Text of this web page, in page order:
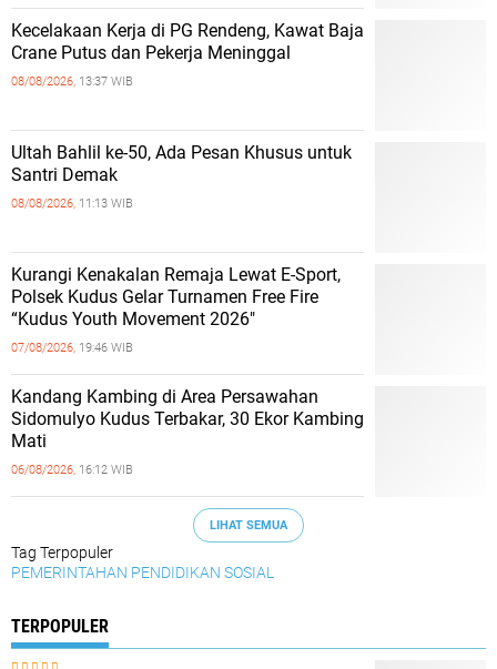
Kecelakaan Kerja di PG Rendeng, Kawat Baja
Crane Putus dan Pekerja Meninggal
08/08/2026, 13:37 WIB
Ultah Bahlil ke-50, Ada Pesan Khusus untuk
Santri Demak
08/08/2026, 11:13 WIB
Kurangi Kenakalan Remaja Lewat E-Sport,
Polsek Kudus Gelar Turnamen Free Fire
“Kudus Youth Movement 2026"
07/08/2026, 19:46 WIB
Kandang Kambing di Area Persawahan
Sidomulyo Kudus Terbakar, 30 Ekor Kambing
Mati
06/08/2026, 16:12 WIB
LIHAT SEMUA
Tag Terpopuler
PEMERINTAHAN PENDIDIKAN SOSIAL
TERPOPULER